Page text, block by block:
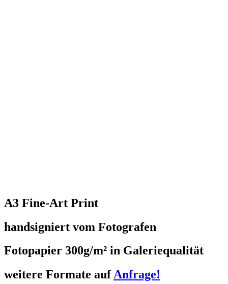
A3 Fine-Art Print
handsigniert vom Fotografen
Fotopapier 300g/m² in Galeriequalität
weitere Formate aufAnfrage!